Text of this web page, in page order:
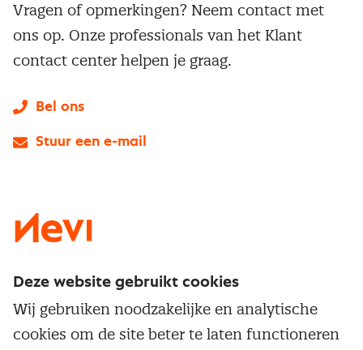
Service & contact
Populaire thema's
Vragen of opmerkingen? Neem contact met
ons op. Onze professionals van het Klant
contact center helpen je graag.
Bel ons
Stuur een e-mail
Deze website gebruikt cookies
Wij gebruiken noodzakelijke en analytische
cookies om de site beter te laten functioneren